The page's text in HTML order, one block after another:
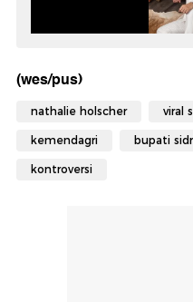
(wes/pus)
nathalie holscher viral
kemendagri bupati
kontroversi